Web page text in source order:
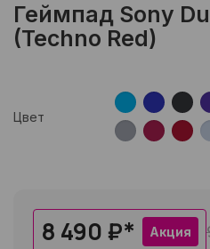
Геймпад Sony
(Techno Red)
Цвет
8 490 ₽* Акция